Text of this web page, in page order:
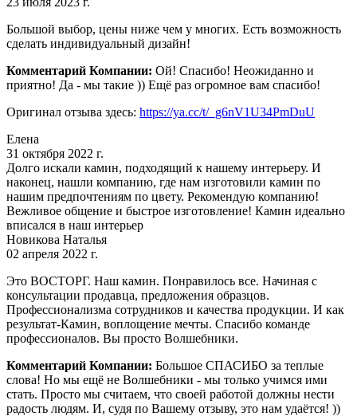
Большой выбор, цены ниже чем у многих. Есть возможность
сделать индивидуальный дизайн!
Комментарий Компании: Ой! Спасибо! Неожиданно и
приятно! Да - мы такие )) Ещё раз огромное вам спасибо!
Оригинал отзыва здесь: https://ya.cc/t/_g6nV1U34PmDuU
Елена
31 октября 2022 г.
Долго искали камин, подходящий к нашему интерьеру. И
наконец, нашли компанию, где нам изготовили камин по
нашим предпочтениям по цвету. Рекомендую компанию!
Вежливое общение и быстрое изготовление! Камин идеально
вписался в наш интерьер
Новикова Наталья
02 апреля 2022 г.
Это ВОСТОРГ. Наш камин. Понравилось все. Начиная с
консультации продавца, предложения образцов.
Профессионализма сотрудников и качества продукции. И как
результат-Камин, воплощение мечты. Спасибо команде
профессионалов. Вы просто Волшебники.
Комментарий Компании: Большое СПАСИБО за теплые
слова! Но мы ещё не Волшебники - мы только учимся ими
стать. Просто мы считаем, что своей работой должны нести
радость людям. И, судя по Вашему отзыву, это нам удаётся! ))